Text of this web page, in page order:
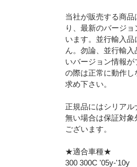
当社が販売する商
り、最新のバージ
います。並行輸入
ん。勿論、並行輸
いバージョン情報
の際は正常に動作
求め下さい。
正規品にはシリア
無い場合は保証対
ございます。
★適合車種★
300 300C '05y-'10y